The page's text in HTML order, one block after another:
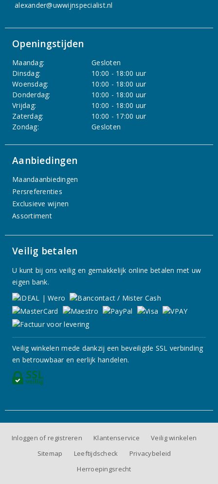
alexander@uwwijnspecialist.nl
Openingstijden
Maandag:
Gesloten
Dinsdag:
10:00 - 18:00 uur
Woensdag:
10:00 - 18:00 uur
Donderdag:
10:00 - 18:00 uur
Vrijdag:
10:00 - 18:00 uur
Zaterdag:
10:00 - 17:00 uur
Zondag:
Gesloten
Aanbiedingen
Maandaanbiedingen
Persreferenties
Exclusieve wijnen
Assortiment
Veilig betalen
U kunt bij ons veilig en gemakkelijk online betalen met uw
eigen bank.
Veilig winkelen mede dankzij een beveiligde SSL verbinding
en betrouwbaar en eerlijk handelen.
Inloggen of registreren Klantenservice
Veilig winkelen
Sitemap
Leeftijdscheck
Privacybeleid
Herroepingsrecht